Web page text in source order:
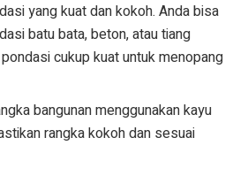
yang kuat dan kokoh. Anda bisa
batu bata, beton, atau tiang
cukup kuat untuk menopang
bangunan menggunakan kayu
rangka kokoh dan sesuai